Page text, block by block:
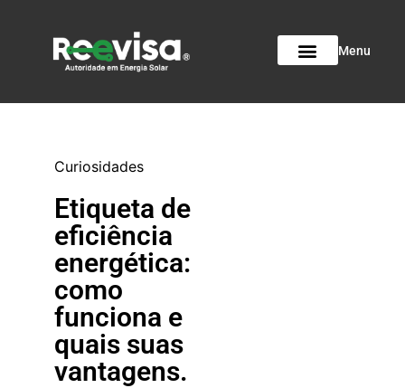
Menu
Curiosidades
Etiqueta de
eficiência
energética:
como
funciona e
quais suas
vantagens.